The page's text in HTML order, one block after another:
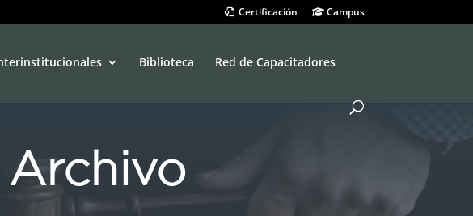
Certificación Campus
Biblioteca Red de Capacitadores